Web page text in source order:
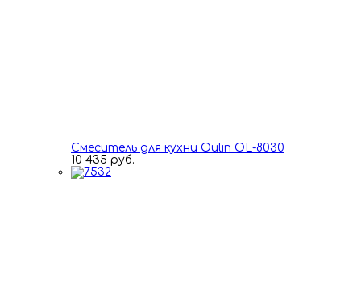
Смеситель для кухни Oulin OL-8030
10 435 руб.